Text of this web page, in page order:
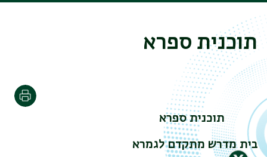
תוכנית ספרא
תוכנית ספרא
בית מדרש מתקדם לגמרא